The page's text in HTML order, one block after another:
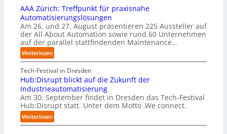
t
i
e
r
u
n
g
a
n
“
t
a
r
t
e
t
B
i
e
t
e
r
v
e
r
u
f
t
S
t
e
f
n
S
c
h
w
a
b
t
e
r
n
e
m
e
n
w
o
l
l
e
n
AAA Zürich: Treffpunkt für praxisnahe
Automatisierungslösungen
Am 26. und 27. August präsentieren 225 Aussteller auf
der All About Automation sowie rund 60 Unternehmen
auf der parallel stattfindenden Maintenance…
Weiterlesen:
A
A
A
Z
ü
r
i
c
Tech-Festival in Dresden
Hub:Disrupt blickt auf die Zukunft der
Industrieautomatisierung
Am 30. September findet in Dresden das Tech-Festival
Hub:Disrupt statt. Unter dem Motto ‚We connect.
Weiterlesen:
H